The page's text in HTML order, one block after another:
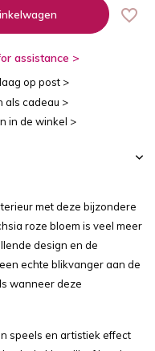
assistance >
op post >
als cadeau >
in de winkel >
met deze bijzondere
roze bloem is veel meer
design en de
echte blikvanger aan de
wanneer deze
speels en artistiek effect